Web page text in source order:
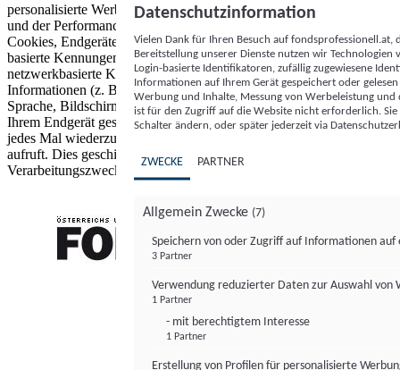
personalisierte Werbung und Inhalte, Messung von Werbeleistung
und der Performance von Inhalten sowie Zielgruppenforschung.
Cookies, Endgeräte- oder ähnliche Online-Kennungen (z. B. login-
basierte Kennungen, zufällig generierte Kennungen,
netzwerkbasierte Kennungen) können zusammen mit anderen
Informationen (z. B. Browsertyp und Browserinformationen,
Sprache, Bildschirmgröße, unterstützte Technologien usw.) auf
Ihrem Endgerät gespeichert oder von dort ausgelesen werden, um es
jedes Mal wiederzuerkennen, wenn es eine App oder einer Webseite
aufruft. Dies geschieht für einen oder mehrere der hier aufgeführten
Verarbeitungszwecke.
Datenschutzinformation
Vielen Dank für Ihren Besuch auf
Bereitstellung unserer Dienste nutzen wir Technologien
Login-basierte Identifikatoren, zufällig zugewiesene
Informationen auf Ihrem Gerät gespeichert oder
Werbung und Inhalte, Messung von Werbeleistung
ist für den Zugriff auf die Website nicht erforderlich.
Schalter ändern, oder später jederzeit via
ZWECKE PARTNER
Allgemein Zwecke (7)
Speichern von oder Zugriff auf Informationen auf
3 Partner
Verwendung reduzierter Daten zur Auswahl von
1 Partner
- mit berechtigtem Interesse
1 Partner
Erstellung von Profilen für personalisierte
FONDS professionell